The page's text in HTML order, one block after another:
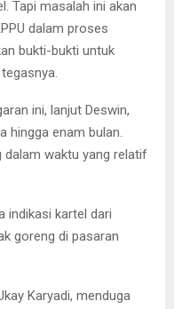
Tapi masalah ini akan
dalam proses
bukti-bukti untuk
ini, lanjut Deswin,
hingga enam bulan.
dalam waktu yang relatif
indikasi kartel dari
goreng di pasaran
Karyadi, menduga